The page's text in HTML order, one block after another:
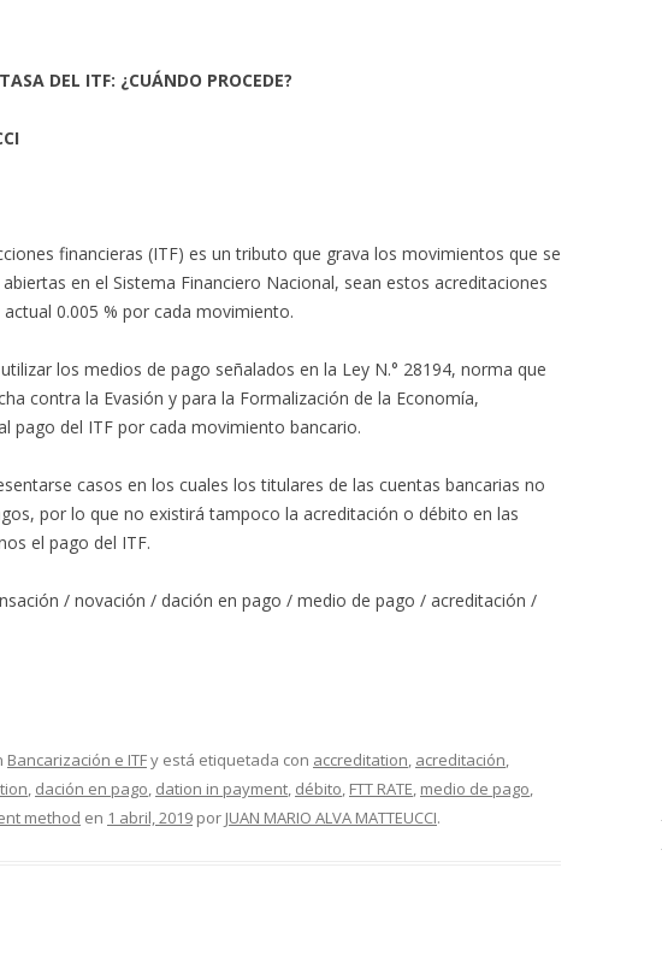
DEL ITF: ¿CUÁNDO PROCEDE?
financieras (ITF) es un tributo que grava los movimientos que se
en el Sistema Financiero Nacional, sean estos acreditaciones
0.005 % por cada movimiento.
los medios de pago señalados en la Ley N.° 28194, norma que
contra la Evasión y para la Formalización de la Economía,
pago del ITF por cada movimiento bancario.
casos en los cuales los titulares de las cuentas bancarias no
por lo que no existirá tampoco la acreditación o débito en las
el pago del ITF.
/ novación / dación en pago / medio de pago / acreditación /
Bancarización e ITFy está etiquetada con accreditation, acreditación,
, dación en pago, dation in payment, débito, FTT RATE, medio de pago,
method en 1 abril, 2019 por JUAN MARIO ALVA MATTEUCCI.